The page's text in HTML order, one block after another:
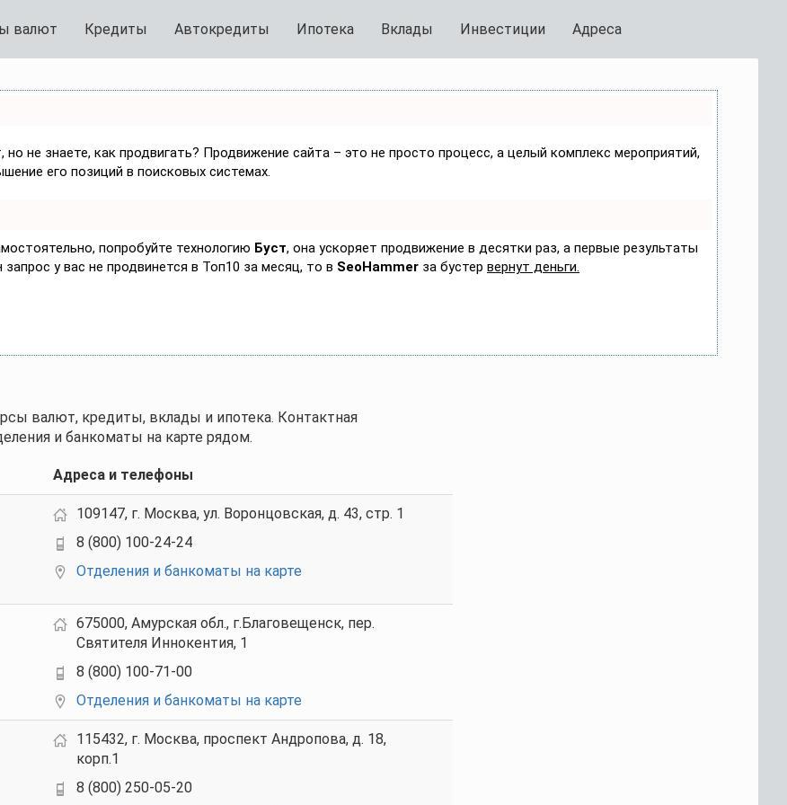
валют Кредиты Автокредиты Ипотека Вклады Инвестиции Адреса
не знаете, как продвигать? Продвижение сайта – это не просто процесс, а целый комплекс мероприятий,
его позиций в поисковых системах.
попробуйте технологию Буст, она ускоряет продвижение в десятки раз, а первые результаты
у вас не продвинется в Топ10 за месяц, то в SeoHammer за бустер вернут деньги.
валют, кредиты, вклады и ипотека. Контактная
и банкоматы на карте рядом.
Адреса и телефоны
109147, г. Москва, ул. Воронцовская, д. 43, стр. 1
8 (800) 100-24-24
Отделения и банкоматы на карте
675000, Амурская обл., г.Благовещенск, пер.
Святителя Иннокентия, 1
8 (800) 100-71-00
Отделения и банкоматы на карте
115432, г. Москва, проспект Андропова, д. 18,
корп.1
8 (800) 250-05-20